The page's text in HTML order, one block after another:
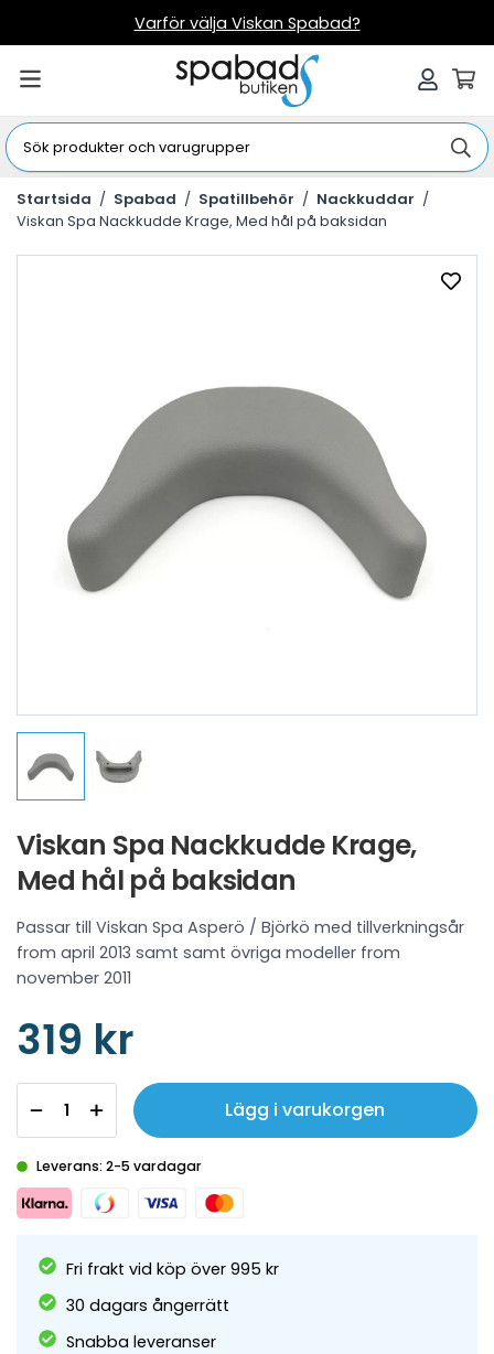
Varför välja Viskan Spabad?
Startsida / Spabad / Spatillbehör / Nackkuddar /
Viskan Spa Nackkudde Krage, Med hål på baksidan
Viskan Spa Nackkudde Krage,
Med hål på baksidan
Passar till Viskan Spa Asperö / Björkö med tillverkningsår
from april 2013 samt samt övriga modeller from
november 2011
319 kr
Lägg i varukorgen
Leverans: 2-5 vardagar
Fri frakt vid köp över 995 kr
30 dagars ångerrätt
Snabba leveranser